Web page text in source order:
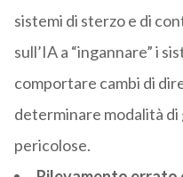
sistemi di sterzo e di
sull’IA a “ingannare” i
comportare cambi di
determinare modalità
pericolose.